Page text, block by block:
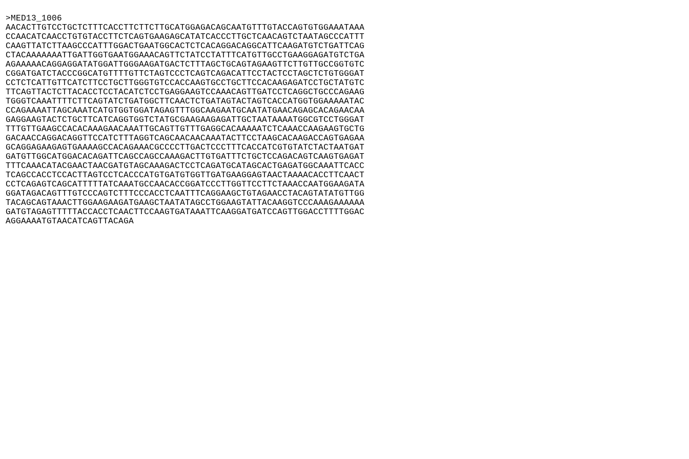
>MED13_1006
AACACTTGTCCTGCTCTTTCACCTTCTTCTTGCATGGAGACAGCAATGTTTGTACCAGTGTGGAAATAAA
CCAACATCAACCTGTGTACCTTCTCAGTGAAGAGCATATCACCCTTGCTCAACAGTCTAATAGCCCATTT
CAAGTTATCTTAAGCCCATTTGGACTGAATGGCACTCTCACAGGACAGGCATTCAAGATGTCTGATTCAG
CTACAAAAAAATTGATTGGTGAATGGAAACAGTTCTATCCTATTTCATGTTGCCTGAAGGAGATGTCTGA
AGAAAAACAGGAGGATATGGATTGGGAAGATGACTCTTTAGCTGCAGTAGAAGTTCTTGTTGCCGGTGTC
CGGATGATCTACCCGGCATGTTTTGTTCTAGTCCCTCAGTCAGACATTCCTACTCCTAGCTCTGTGGGAT
CCTCTCATTGTTCATCTTCCTGCTTGGGTGTCCACCAAGTGCCTGCTTCCACAAGAGATCCTGCTATGTC
TTCAGTTACTCTTACACCTCCTACATCTCCTGAGGAAGTCCAAACAGTTGATCCTCAGGCTGCCCAGAAG
TGGGTCAAATTTTCTTCAGTATCTGATGGCTTCAACTCTGATAGTACTAGTCACCATGGTGGAAAAATAC
CCAGAAAATTAGCAAATCATGTGGTGGATAGAGTTTGGCAAGAATGCAATATGAACAGAGCACAGAACAA
GAGGAAGTACTCTGCTTCATCAGGTGGTCTATGCGAAGAAGAGATTGCTAATAAAATGGCGTCCTGGGAT
TTTGTTGAAGCCACACAAAGAACAAATTGCAGTTGTTTGAGGCACAAAAATCTCAAACCAAGAAGTGCTG
GACAACCAGGACAGGTTCCATCTTTAGGTCAGCAACAACAAATACTTCCTAAGCACAAGACCAGTGAGAA
GCAGGAGAAGAGTGAAAAGCCACAGAAACGCCCCTTGACTCCCTTTCACCATCGTGTATCTACTAATGAT
GATGTTGGCATGGACACAGATTCAGCCAGCCAAAGACTTGTGATTTCTGCTCCAGACAGTCAAGTGAGAT
TTTCAAACATACGAACTAACGATGTAGCAAAGACTCCTCAGATGCATAGCACTGAGATGGCAAATTCACC
TCAGCCACCTCCACTTAGTCCTCACCCATGTGATGTGGTTGATGAAGGAGTAACTAAAACACCTTCAACT
CCTCAGAGTCAGCATTTTTATCAAATGCCAACACCGGATCCCTTGGTTCCTTCTAAACCAATGGAAGATA
GGATAGACAGTTTGTCCCAGTCTTTCCCACCTCAATTTCAGGAAGCTGTAGAACCTACAGTATATGTTGG
TACAGCAGTAAACTTGGAAGAAGATGAAGCTAATATAGCCTGGAAGTATTACAAGGTCCCAAAGAAAAAA
GATGTAGAGTTTTTACCACCTCAACTTCCAAGTGATAAATTCAAGGATGATCCAGTTGGACCTTTTGGAC
AGGAAAATGTAACATCAGTTACAGA